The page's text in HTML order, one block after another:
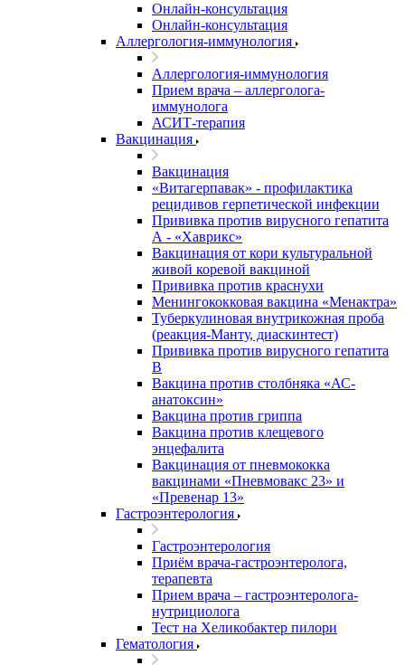
Онлайн-консультация
Онлайн-консультация
Аллергология-иммунология
Аллергология-иммунология
Прием врача – аллерголога-
иммунолога
АСИТ-терапия
Вакцинация
Вакцинация
«Витагерпавак» - профилактика
рецидивов герпетической инфекции
Прививка против вирусного гепатита
А - «Хаврикс»
Вакцинация от кори культуральной
живой коревой вакциной
Прививка против краснухи
Менингококковая вакцина «Менактра»
Туберкулиновая внутрикожная проба
(реакция-Манту, диаскинтест)
Прививка против вирусного гепатита
В
Вакцина против столбняка «АС-
анатоксин»
Вакцина против гриппа
Вакцина против клещевого
энцефалита
Вакцинация от пневмококка
вакцинами «Пневмовакс 23» и
«Превенар 13»
Гастроэнтерология
Гастроэнтерология
Приём врача-гастроэнтеролога,
терапевта
Прием врача – гастроэнтеролога-
нутрициолога
Тест на Хеликобактер пилори
Гематология